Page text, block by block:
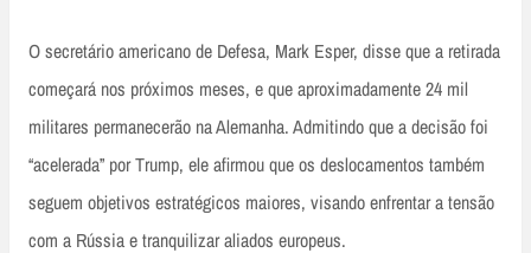
O secretário americano de Defesa, Mark Esper, disse que a retirada
começará nos próximos meses, e que aproximadamente 24 mil
militares permanecerão na Alemanha. Admitindo que a decisão foi
“acelerada” por Trump, ele afirmou que os deslocamentos também
seguem objetivos estratégicos maiores, visando enfrentar a tensão
com a Rússia e tranquilizar aliados europeus.